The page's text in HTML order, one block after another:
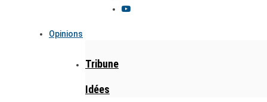
Opinions
Tribune
Idées